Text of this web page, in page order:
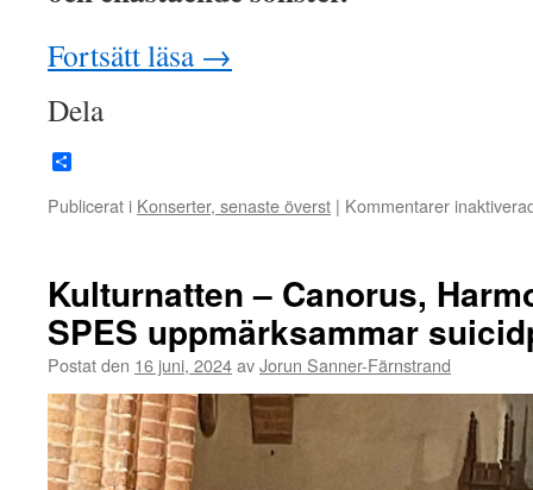
Fortsätt läsa →
Dela
Publicerat i Konserter, senaste överst | Kommentarer
Kulturnatten – Canorus,
SPES uppmärksammar
Postat den 16 juni, 2024avJorun Sanner-Färnstrand